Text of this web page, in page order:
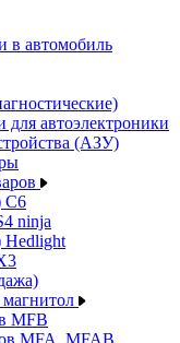
в автомобиль
для автоэлектроники
(АЗУ)
C6
ninja
MFB
MFA, MFAB